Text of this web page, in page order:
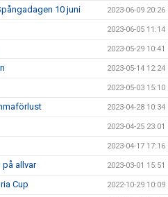
10 juni 2023-06-09 20:26
2023-06-05 11:14
2023-05-29 10:41
2023-05-14 12:24
2023-05-03 15:10
2023-04-28 10:34
2023-04-25 23:01
2023-04-17 17:16
på allvar 2023-03-01 15:51
Cup 2022-10-29 10:09